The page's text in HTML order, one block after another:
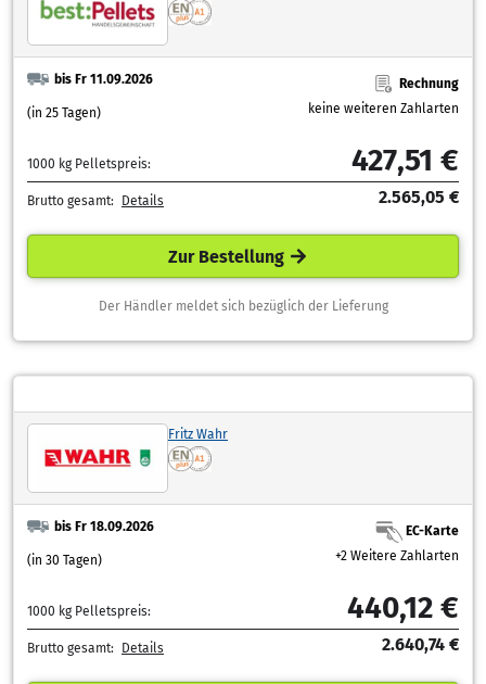
bis Fr 11.09.2026
(in 25 Tagen)
Rechnung
keine weiteren Zahlarten
1000 kg Pelletspreis: 427,51 €
Brutto gesamt: Details 2.565,05 €
Zur Bestellung
Der Händler meldet sich bezüglich der Lieferung
Fritz Wahr
bis Fr 18.09.2026
(in 30 Tagen)
EC-Karte
+2 Weitere Zahlarten
1000 kg Pelletspreis: 440,12 €
Brutto gesamt: Details 2.640,74 €